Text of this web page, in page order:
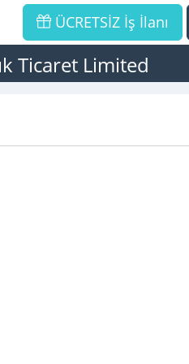
ÜCRETSİZ İş İlanı
Ticaret Limited